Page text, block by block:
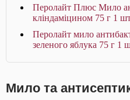
Перолайт Плюс Мило
кліндаміцином 75 г 1
Перолайт мило
зеленого яблука 75 г 1
Мило та